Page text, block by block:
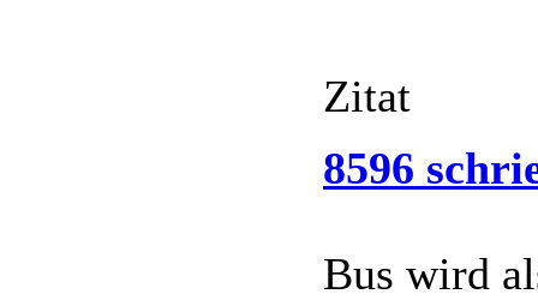
Zitat
8596
Bus wird